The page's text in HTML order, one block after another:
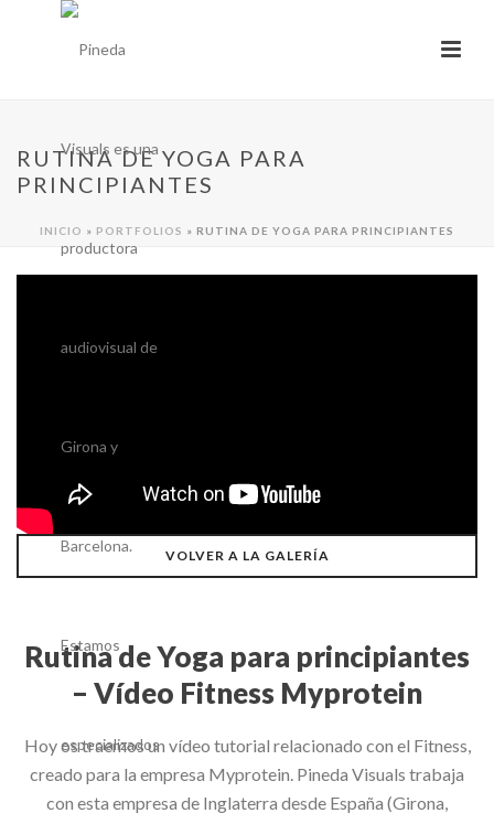
RUTINA DE YOGA PARA
PRINCIPIANTES
INICIO » PORTFOLIOS » RUTINA DE YOGA PARA PRINCIPIANTES
VOLVER A LA GALERÍA
Rutina de Yoga para principiantes
– Vídeo Fitness Myprotein
Hoy os traemos un vídeo tutorial relacionado con el Fitness,
creado para la empresa Myprotein. Pineda Visuals trabaja
con esta empresa de Inglaterra desde España (Girona,